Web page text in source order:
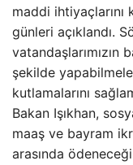
maddi ihtiyaçlarını
günleri açıklandı.
vatandaşlarımızın
şekilde
kutlamalarını
Bakan Işıkhan,
maaş ve bayram
arasında